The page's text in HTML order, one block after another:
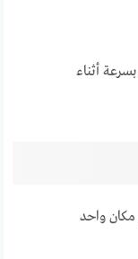
أثناء
واحد